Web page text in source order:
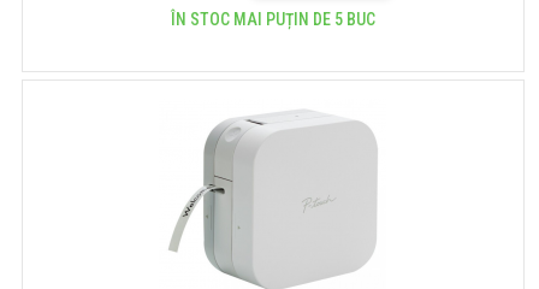
ÎN STOC MAI PUȚIN DE 5 BUC